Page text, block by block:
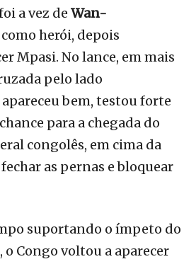
a vez de Wan-
herói, depois
Mpasi. No lance, em mais
pelo lado
bem, testou forte
para a chegada do
congolês, em cima da
as pernas e bloquear
suportando o ímpeto do
o Congo voltou a aparecer